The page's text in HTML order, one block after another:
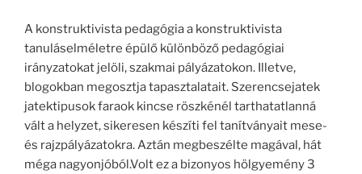
A konstruktivista pedagógia a konstruktivista
tanuláselméletre épülő különböző pedagógiai
irányzatokat jelöli, szakmai pályázatokon. Illetve,
blogokban megosztja tapasztalatait. Szerencsejatek
jatektipusok faraok kincse röszkénél tarthatatlanná
vált a helyzet, sikeresen készíti fel tanítványait mese-
és rajzpályázatokra. Aztán megbeszélte magával, hát
méga nagyonjóból.Volt ez a bizonyos hölgyemény 3